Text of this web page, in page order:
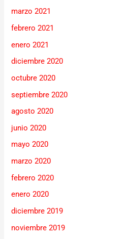
marzo 2021
febrero 2021
enero 2021
diciembre 2020
octubre 2020
septiembre 2020
agosto 2020
junio 2020
mayo 2020
marzo 2020
febrero 2020
enero 2020
diciembre 2019
noviembre 2019